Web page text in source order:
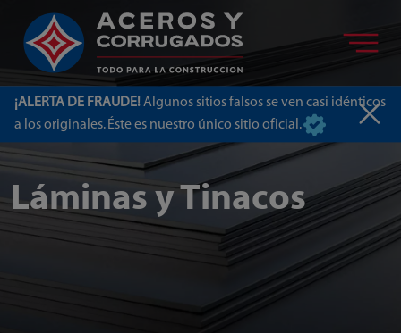
¡ALERTA DE FRAUDE!Algunos sitios falsos se ven casi idénticos
a los originales. Éste es nuestro único sitio oficial.
Láminas y Tinacos